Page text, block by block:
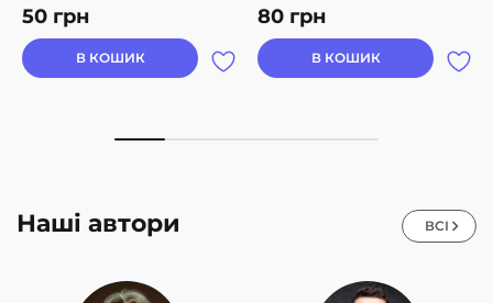
50 грн
В КОШИК
80 грн
В КОШИК
Наші автори ВСІ